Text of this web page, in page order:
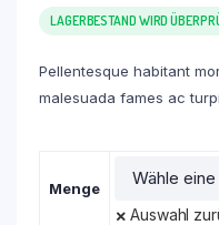
LAGERBESTAND WIRD
Pellentesque habitant
malesuada fames ac
Menge
Auswahl